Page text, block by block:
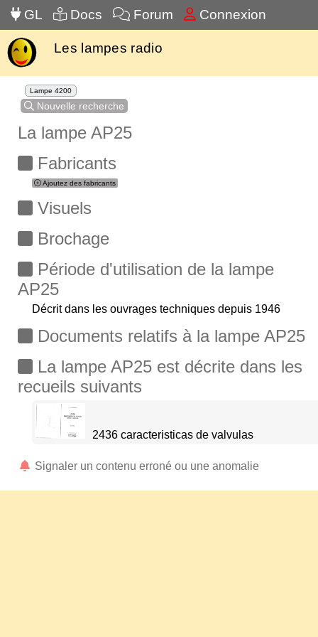
GL Docs Forum Connexion
Les lampes radio
Lampe 4200
Nouvelle recherche
La lampe AP25
Fabricants
Ajoutez des fabricants
Visuels
Brochage
Période d'utilisation de la lampe
AP25
Décrit dans les ouvrages techniques depuis 1946
Documents relatifs à la lampe AP25
La lampe AP25 est décrite dans les
recueils suivants
2436 caracteristicas de valvulas
Signaler un contenu erroné ou une anomalie